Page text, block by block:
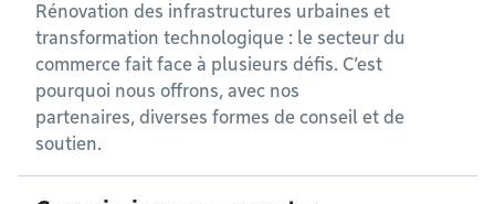
Rénovation des infrastructures urbaines et
transformation technologique : le secteur du
commerce fait face à plusieurs défis. C’est
pourquoi nous offrons, avec nos
partenaires, diverses formes de conseil et de
soutien.